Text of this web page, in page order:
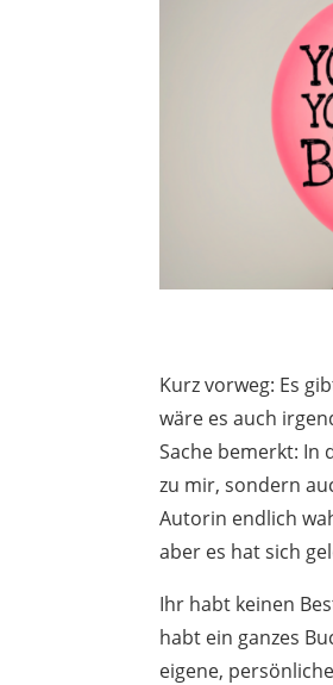
Kurz vorweg: Es
wäre es auch
Sache bemerkt: In
zu mir, sondern
Autorin endlich
aber es hat sich
Ihr habt keinen
habt ein ganzes
eigene,